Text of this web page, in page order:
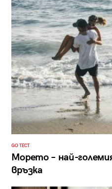
GO ТЕСТ
Морето – най-
връзка